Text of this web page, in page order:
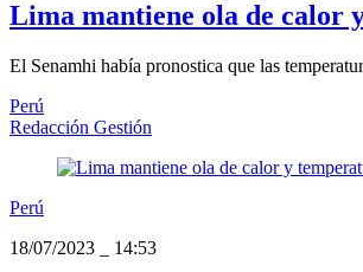
Lima mantiene ola de calor
El Senamhi había pronostica que las
Perú
Redacción Gestión
Perú
18/07/2023
14:53